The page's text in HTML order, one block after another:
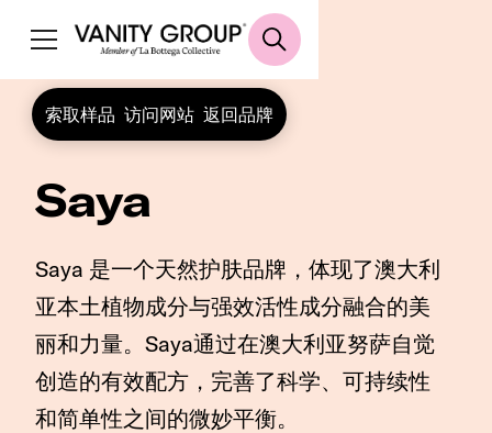
索取样品 访问网站 返回品牌
Saya
Saya 是一个天然护肤品牌，体现了澳大利
亚本土植物成分与强效活性成分融合的美
丽和力量。Saya通过在澳大利亚努萨自觉
创造的有效配方，完善了科学、可持续性
和简单性之间的微妙平衡。